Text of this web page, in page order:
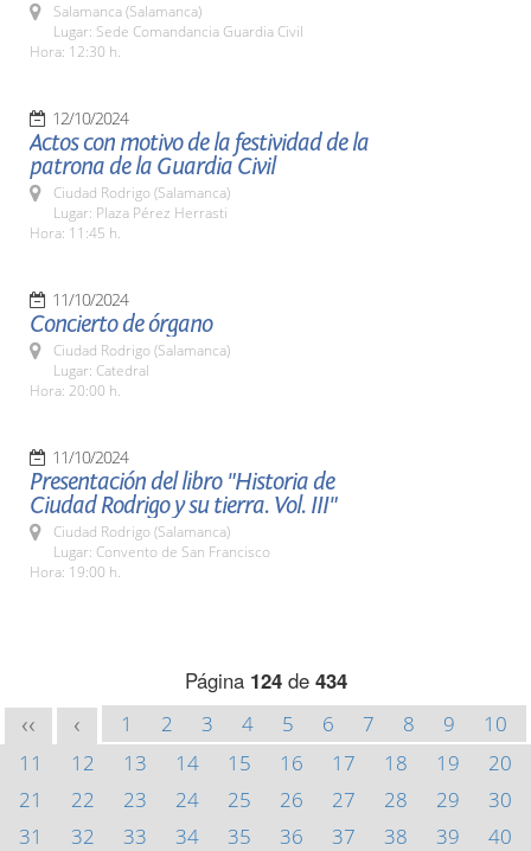
Salamanca (Salamanca)
Lugar: Sede Comandancia Guardia Civil
Hora: 12:30 h.
12/10/2024
Actos con motivo de la festividad de la
patrona de la Guardia Civil
Ciudad Rodrigo (Salamanca)
Lugar: Plaza Pérez Herrasti
Hora: 11:45 h.
11/10/2024
Concierto de órgano
Ciudad Rodrigo (Salamanca)
Lugar: Catedral
Hora: 20:00 h.
11/10/2024
Presentación del libro "Historia de
Ciudad Rodrigo y su tierra. Vol. III"
Ciudad Rodrigo (Salamanca)
Lugar: Convento de San Francisco
Hora: 19:00 h.
Página 124de 434
<< < 1 2 3 4 5 6 7 8 9
10
11
12 13 14 15 16 17 18 19
20
21
22 23 24 25 26 27 28 29
30
31
32 33 34 35 36 37 38 39
40